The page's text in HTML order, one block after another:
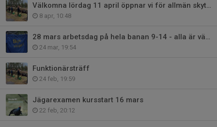
Välkomna lördag 11 april öppnar vi för allmän skytte för säsongen
8 apr, 10:48
28 mars arbetsdag på hela banan 9-14 - alla är välkomna!
24 mar, 19:54
Funktionärsträff
24 feb, 19:59
Jägarexamen kursstart 16 mars
22 feb, 20:12